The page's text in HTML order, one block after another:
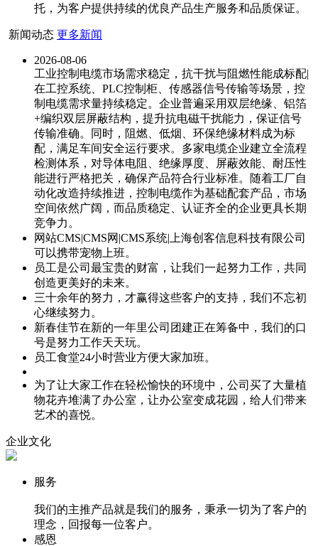
托，为客户提供持续的优良产品生产服务和品质保证。
新闻动态 更多新闻
2026-08-06
工业控制电缆市场需求稳定，抗干扰与阻燃性能成标配|
在工控系统、PLC控制柜、传感器信号传输等场景，控
制电缆需求量持续稳定。企业普遍采用双层绝缘、铝箔
+编织双层屏蔽结构，提升抗电磁干扰能力，保证信号
传输准确。同时，阻燃、低烟、环保绝缘材料成为标
配，满足车间安全运行要求。多家电缆企业建立全流程
检测体系，对导体电阻、绝缘厚度、屏蔽效能、耐压性
能进行严格把关，确保产品符合行业标准。随着工厂自
动化改造持续推进，控制电缆作为基础配套产品，市场
空间依然广阔，而品质稳定、认证齐全的企业更具长期
竞争力。
网站CMS|CMS网|CMS系统|上海创客信息科技有限公司
可以携带宠物上班。
员工是公司最宝贵的财富，让我们一起努力工作，共同
创造更美好的未来。
三十余年的努力，才赢得这些客户的支持，我们不忘初
心继续努力。
新春佳节在新的一年里公司团建正在筹备中，我们的口
号是努力工作天天玩。
员工食堂24小时营业方便大家加班。
为了让大家工作在轻松愉快的环境中，公司买了大量植
物花卉堆满了办公室，让办公室变成花园，给人们带来
艺术的喜悦。
企业文化
服务
我们的主推产品就是我们的服务，秉承一切为了客户的
理念，回报每一位客户。
感恩